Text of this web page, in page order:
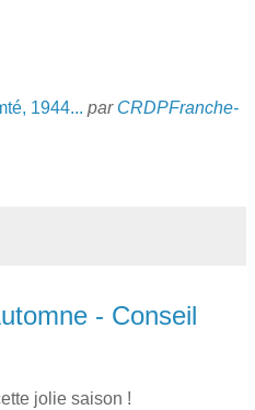
1944... par CRDPFranche-
- Conseil
jolie saison !